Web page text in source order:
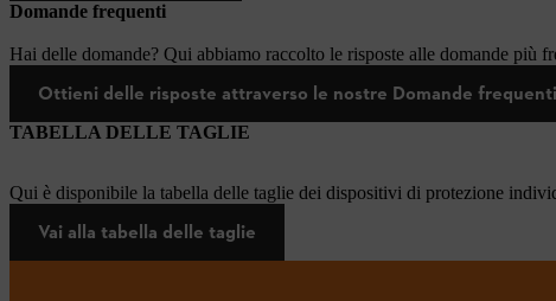
Domande frequenti
Hai delle domande? Qui abbiamo raccolto le risposte alle domande più
Ottieni delle risposte attraverso le nostre Domande frequenti
TABELLA DELLE TAGLIE
Qui è disponibile la tabella delle taglie dei dispositivi di protezione
Vai alla tabella delle taglie